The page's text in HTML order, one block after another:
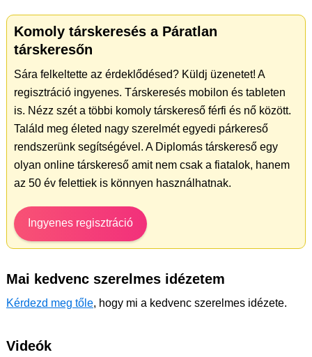
Komoly társkeresés a Páratlan
társkeresőn
Sára felkeltette az érdeklődésed? Küldj üzenetet! A
regisztráció ingyenes. Társkeresés mobilon és tableten
is. Nézz szét a többi komoly társkereső férfi és nő között.
Találd meg életed nagy szerelmét egyedi párkereső
rendszerünk segítségével. A Diplomás társkereső egy
olyan online társkereső amit nem csak a fiatalok, hanem
az 50 év felettiek is könnyen használhatnak.
Ingyenes regisztráció
Mai kedvenc szerelmes idézetem
Kérdezd meg tőle, hogy mi a kedvenc szerelmes idézete.
Videók